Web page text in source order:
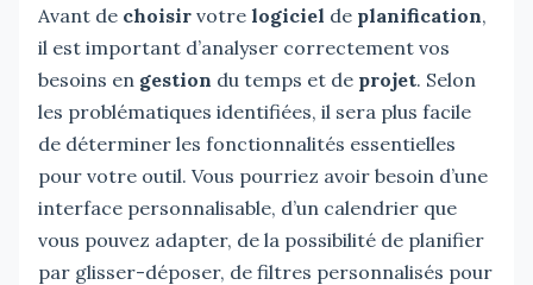
Avant de choisir votre logiciel de planification,
il est important d’analyser correctement vos
besoins en gestion du temps et de projet. Selon
les problématiques identifiées, il sera plus facile
de déterminer les fonctionnalités essentielles
pour votre outil. Vous pourriez avoir besoin d’une
interface personnalisable, d’un calendrier que
vous pouvez adapter, de la possibilité de planifier
par glisser-déposer, de filtres personnalisés pour